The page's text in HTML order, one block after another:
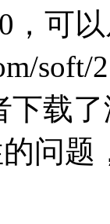
，可
下载
问题